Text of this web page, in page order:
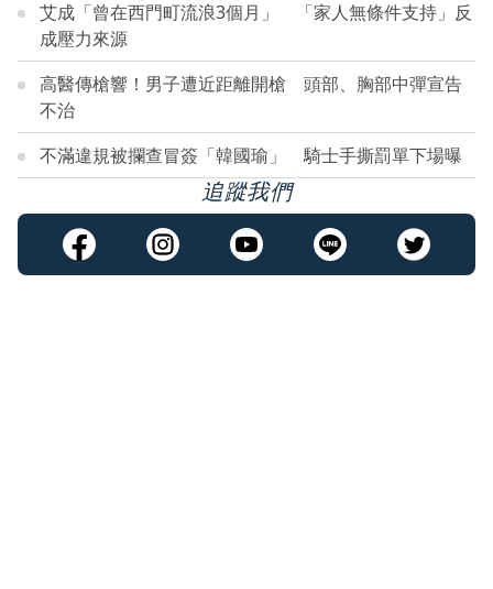
艾成「曾在西門町流浪3個月」 「家人無條件支持」反
成壓力來源
高醫傳槍響！男子遭近距離開槍 頭部、胸部中彈宣告
不治
不滿違規被攔查冒簽「韓國瑜」 騎士手撕罰單下場曝
追蹤我們